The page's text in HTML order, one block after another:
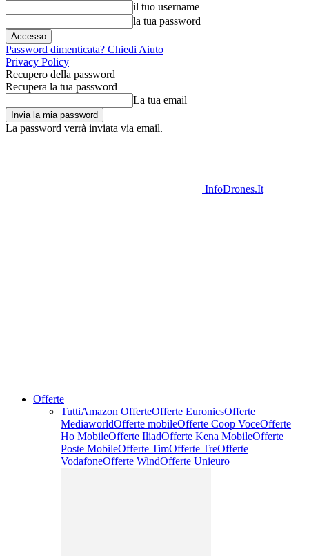
il tuo username
la tua password
Password dimenticata? Chiedi Aiuto
Privacy Policy
Recupero della password
Recupera la tua password
La tua email
La password verrà inviata via email.
InfoDrones.It
Offerte
TuttiAmazon OfferteOfferte EuronicsOfferte
MediaworldOfferte mobileOfferte Coop VoceOfferte
Ho MobileOfferte IliadOfferte Kena MobileOfferte
Poste MobileOfferte TimOfferte TreOfferte
VodafoneOfferte WindOfferte Unieuro